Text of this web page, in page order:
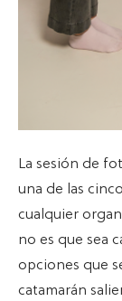
La sesión de
una de las
cualquier
no es que sea
opciones que
catamarán